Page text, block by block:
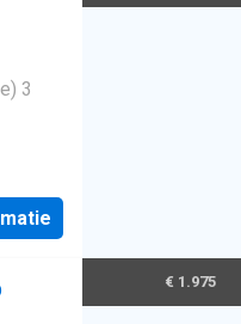
3
€ 1.975